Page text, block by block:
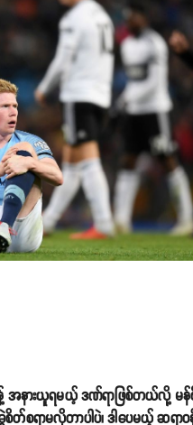
းယူရမယ့် ဒဏ်ရာဖြစ်တယ်လို့ မန်စီးတီ
ာမလိုတာပါပဲ၊ ဒါပေမယ့် ဆရာဝန်